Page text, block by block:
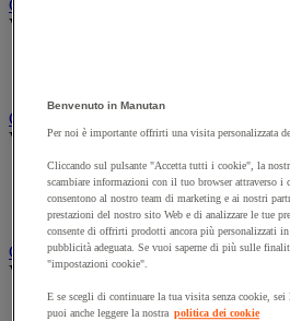
Carrello e armadio per biancheria
Vedi tutte le categorie
Carrello e secchio per pulizie
Vedi tutte le categorie
Accessori per carrello per pulizie
Carrello per pulizie
Secchio per pulizie
Carta igienica e fazzoletti
Vedi tutte le categorie
Distributore di carta igienica
Benvenuto in Manutan
Per noi è importante offrirti una visita personalizzata
Cliccando sul pulsante "Accetta tutti i cookie", la
scambiare informazioni con il tuo browser attraverso i
consentono al nostro team di marketing e ai nostri
prestazioni del nostro sito Web e di analizzare le tue
consente di offrirti prodotti ancora più personalizzati in
pubblicità adeguata. Se vuoi saperne di più sulle
"impostazioni cookie".
E se scegli di continuare la tua visita senza cookie,
puoi anche leggere la nostra politica dei cookie